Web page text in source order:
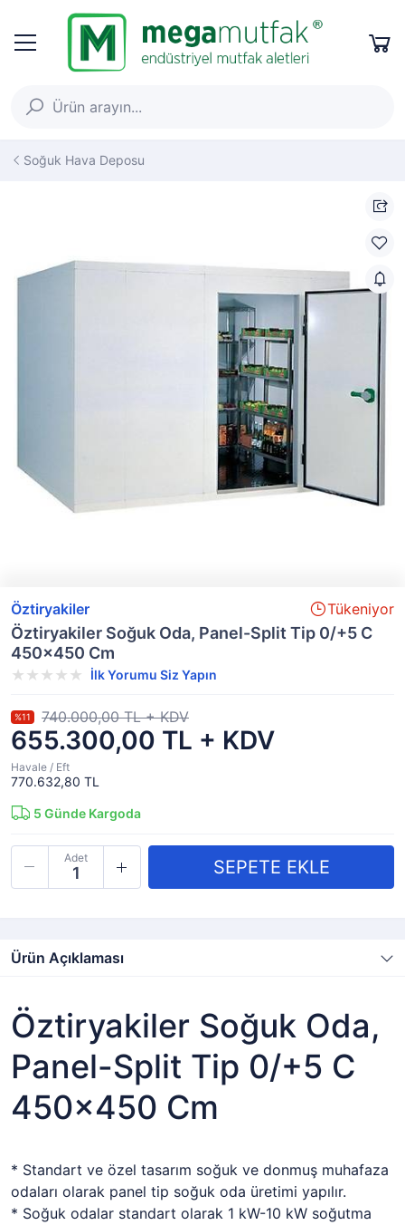
Soğuk Hava Deposu
Öztiryakiler Tükeniyor
Öztiryakiler Soğuk Oda, Panel-Split Tip 0/+5 C
450×450 Cm
İlk Yorumu Siz Yapın
655.300,00 TL + KDV
%11 740.000,00 TL + KDV
Havale / Eft
770.632,80 TL
5 Günde Kargoda
Adet
Ürün Açıklaması
Öztiryakiler Soğuk Oda,
Panel-Split Tip 0/+5 C
450×450 Cm
* Standart ve özel tasarım soğuk ve donmuş muhafaza
odaları olarak panel tip soğuk oda üretimi yapılır.
* Soğuk odalar standart olarak 1 kW-10 kW soğutma